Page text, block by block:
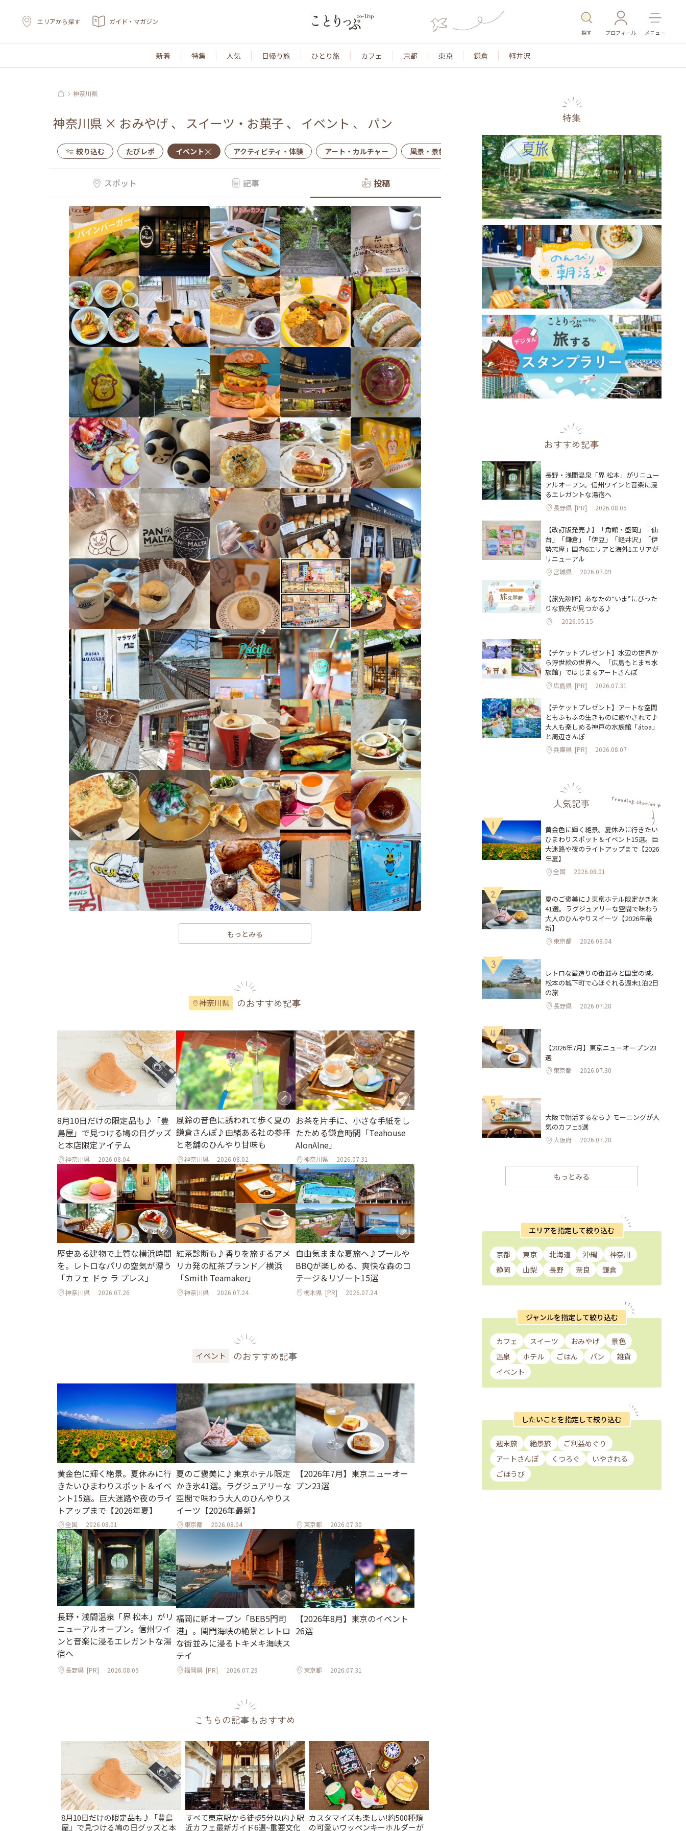
エリアから探す ガイド・マガジン
探す プロフィール メニュー
新着 特集 人気 日帰り旅 ひとり旅 カフェ 京都 東京 鎌倉 軽井沢
神奈川県
神奈川県 × おみやげ 、 スイーツ・お菓子 、 イベント 、 パン
絞り込む たびレポ イベント アクティビティ・体験 アート・カルチャー 風景・景色 名所・旧跡 温泉・スパ その他施設 ごはん
スポット 記事 投稿
もっとみる
神奈川県 のおすすめ記事
8月10日だけの限定品も♪「豊
島屋」で見つける鳩の日グッズ
と本店限定アイテム
神奈川県 2026.08.04
風鈴の音色に誘われて歩く夏の
鎌倉さんぽ♪由緒ある社の参拝
と老舗のひんやり甘味も
神奈川県 2026.08.02
お茶を片手に、小さな手紙をし
たためる鎌倉時間「Teahouse
AlonAlne」
神奈川県 2026.07.31
歴史ある建物で上質な横浜時間
を。レトロなパリの空気が漂う
「カフェ ドゥ ラ プレス」
神奈川県 2026.07.26
紅茶診断も♪香りを旅するアメ
リカ発の紅茶ブランド／横浜
「Smith Teamaker」
神奈川県 2026.07.24
自由気ままな夏旅へ♪プールや
BBQが楽しめる、爽快な森のコ
テージ＆リゾート15選
栃木県[PR] 2026.07.24
イベント のおすすめ記事
黄金色に輝く絶景。夏休みに行
きたいひまわりスポット＆イベ
ント15選。巨大迷路や夜のライ
トアップまで【2026年夏】
全国 2026.08.01
夏のご褒美に♪東京ホテル限定
かき氷41選。ラグジュアリーな
空間で味わう大人のひんやりス
イーツ【2026年最新】
東京都 2026.08.04
【2026年7月】東京ニューオー
プン23選
東京都 2026.07.30
長野・浅間温泉「界 松本」がリ
ニューアルオープン。信州ワイ
ンと音楽に浸るエレガントな湯
宿へ
長野県 [PR] 2026.08.05
福岡に新オープン「BEB5門司
港」。関門海峡の絶景とレトロ
な街並みに浸るトキメキ海峡ス
テイ
福岡県 [PR] 2026.07.29
【2026年8月】東京のイベント
26選
東京都 2026.07.31
こちらの記事もおすすめ
8月10日だけの限定品も♪「豊島
屋」で見つける鳩の日グッズと本
すべて東京駅から徒歩5分以内♪駅
近カフェ最新ガイド6選~重要文化
カスタマイズも楽しい!約500種類
の可愛いワッペンキーホルダーが
特集
おすすめ記事
長野・浅間温泉「界 松本」がリニュー
アルオープン。信州ワインと音楽に浸
るエレガントな湯宿へ
長野県 [PR] 2026.08.05
【改訂版発売♪】「角館・盛岡」「仙
台」「鎌倉」「伊豆」「軽井沢」「伊
勢志摩」国内6エリアと海外1エリアが
リニューアル
宮城県 2026.07.09
【旅先診断】あなたの“いま”にぴった
りな旅先が見つかる♪
2026.05.15
【チケットプレゼント】水辺の世界か
ら浮世絵の世界へ。「広島もとまち水
族館」ではじまるアートさんぽ
広島県 [PR] 2026.07.31
【チケットプレゼント】アートな空間
ともふもふの生きものに癒やされて♪
大人も楽しめる神戸の水族館「átoa」
と周辺さんぽ
兵庫県 [PR] 2026.08.07
人気記事
1
黄金色に輝く絶景。夏休みに行きたい
ひまわりスポット＆イベント15選。巨
大迷路や夜のライトアップまで【2026
年夏】
全国 2026.08.01
2
夏のご褒美に♪東京ホテル限定かき氷
41選。ラグジュアリーな空間で味わう
大人のひんやりスイーツ【2026年最
新】
東京都 2026.08.04
3
レトロな蔵造りの街並みと国宝の城。
松本の城下町で心ほぐれる週末1泊2日
の旅
長野県 2026.07.28
4
【2026年7月】東京ニューオープン23
選
東京都 2026.07.30
5
大阪で朝活するなら♪ モーニングが人
気のカフェ5選
大阪府 2026.07.28
もっとみる
エリアを指定して絞り込む
京都 東京 北海道 沖縄
神奈川
静岡
山梨 長野 奈良 鎌倉
ジャンルを指定して絞り込む
カフェ スイーツ おみやげ
景色
温泉
ホテル ごはん パン
雑貨
イベント
したいことを指定して絞り込む
週末旅 絶景旅
ご利益めぐり
アートさんぽ
くつろぐ
いやされる
ごほうび